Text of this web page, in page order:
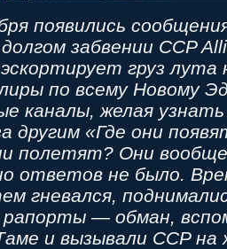
появились
забвении CCP
груз лута
по всему Новому
каналы, желая
другим «Где они
полетят? Они
ответов не было.
гневался,
— обман,
и вызывали CCP на